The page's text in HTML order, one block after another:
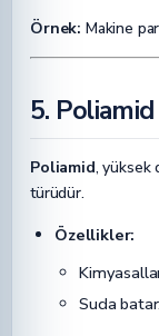
Örnek: Makine
5.
Poliamid, yüksek
türüdür.
Özellikler:
Suda batar.